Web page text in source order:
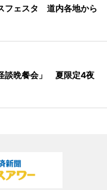
フェスタ 道内各地から
談晩餐会」 夏限定4夜